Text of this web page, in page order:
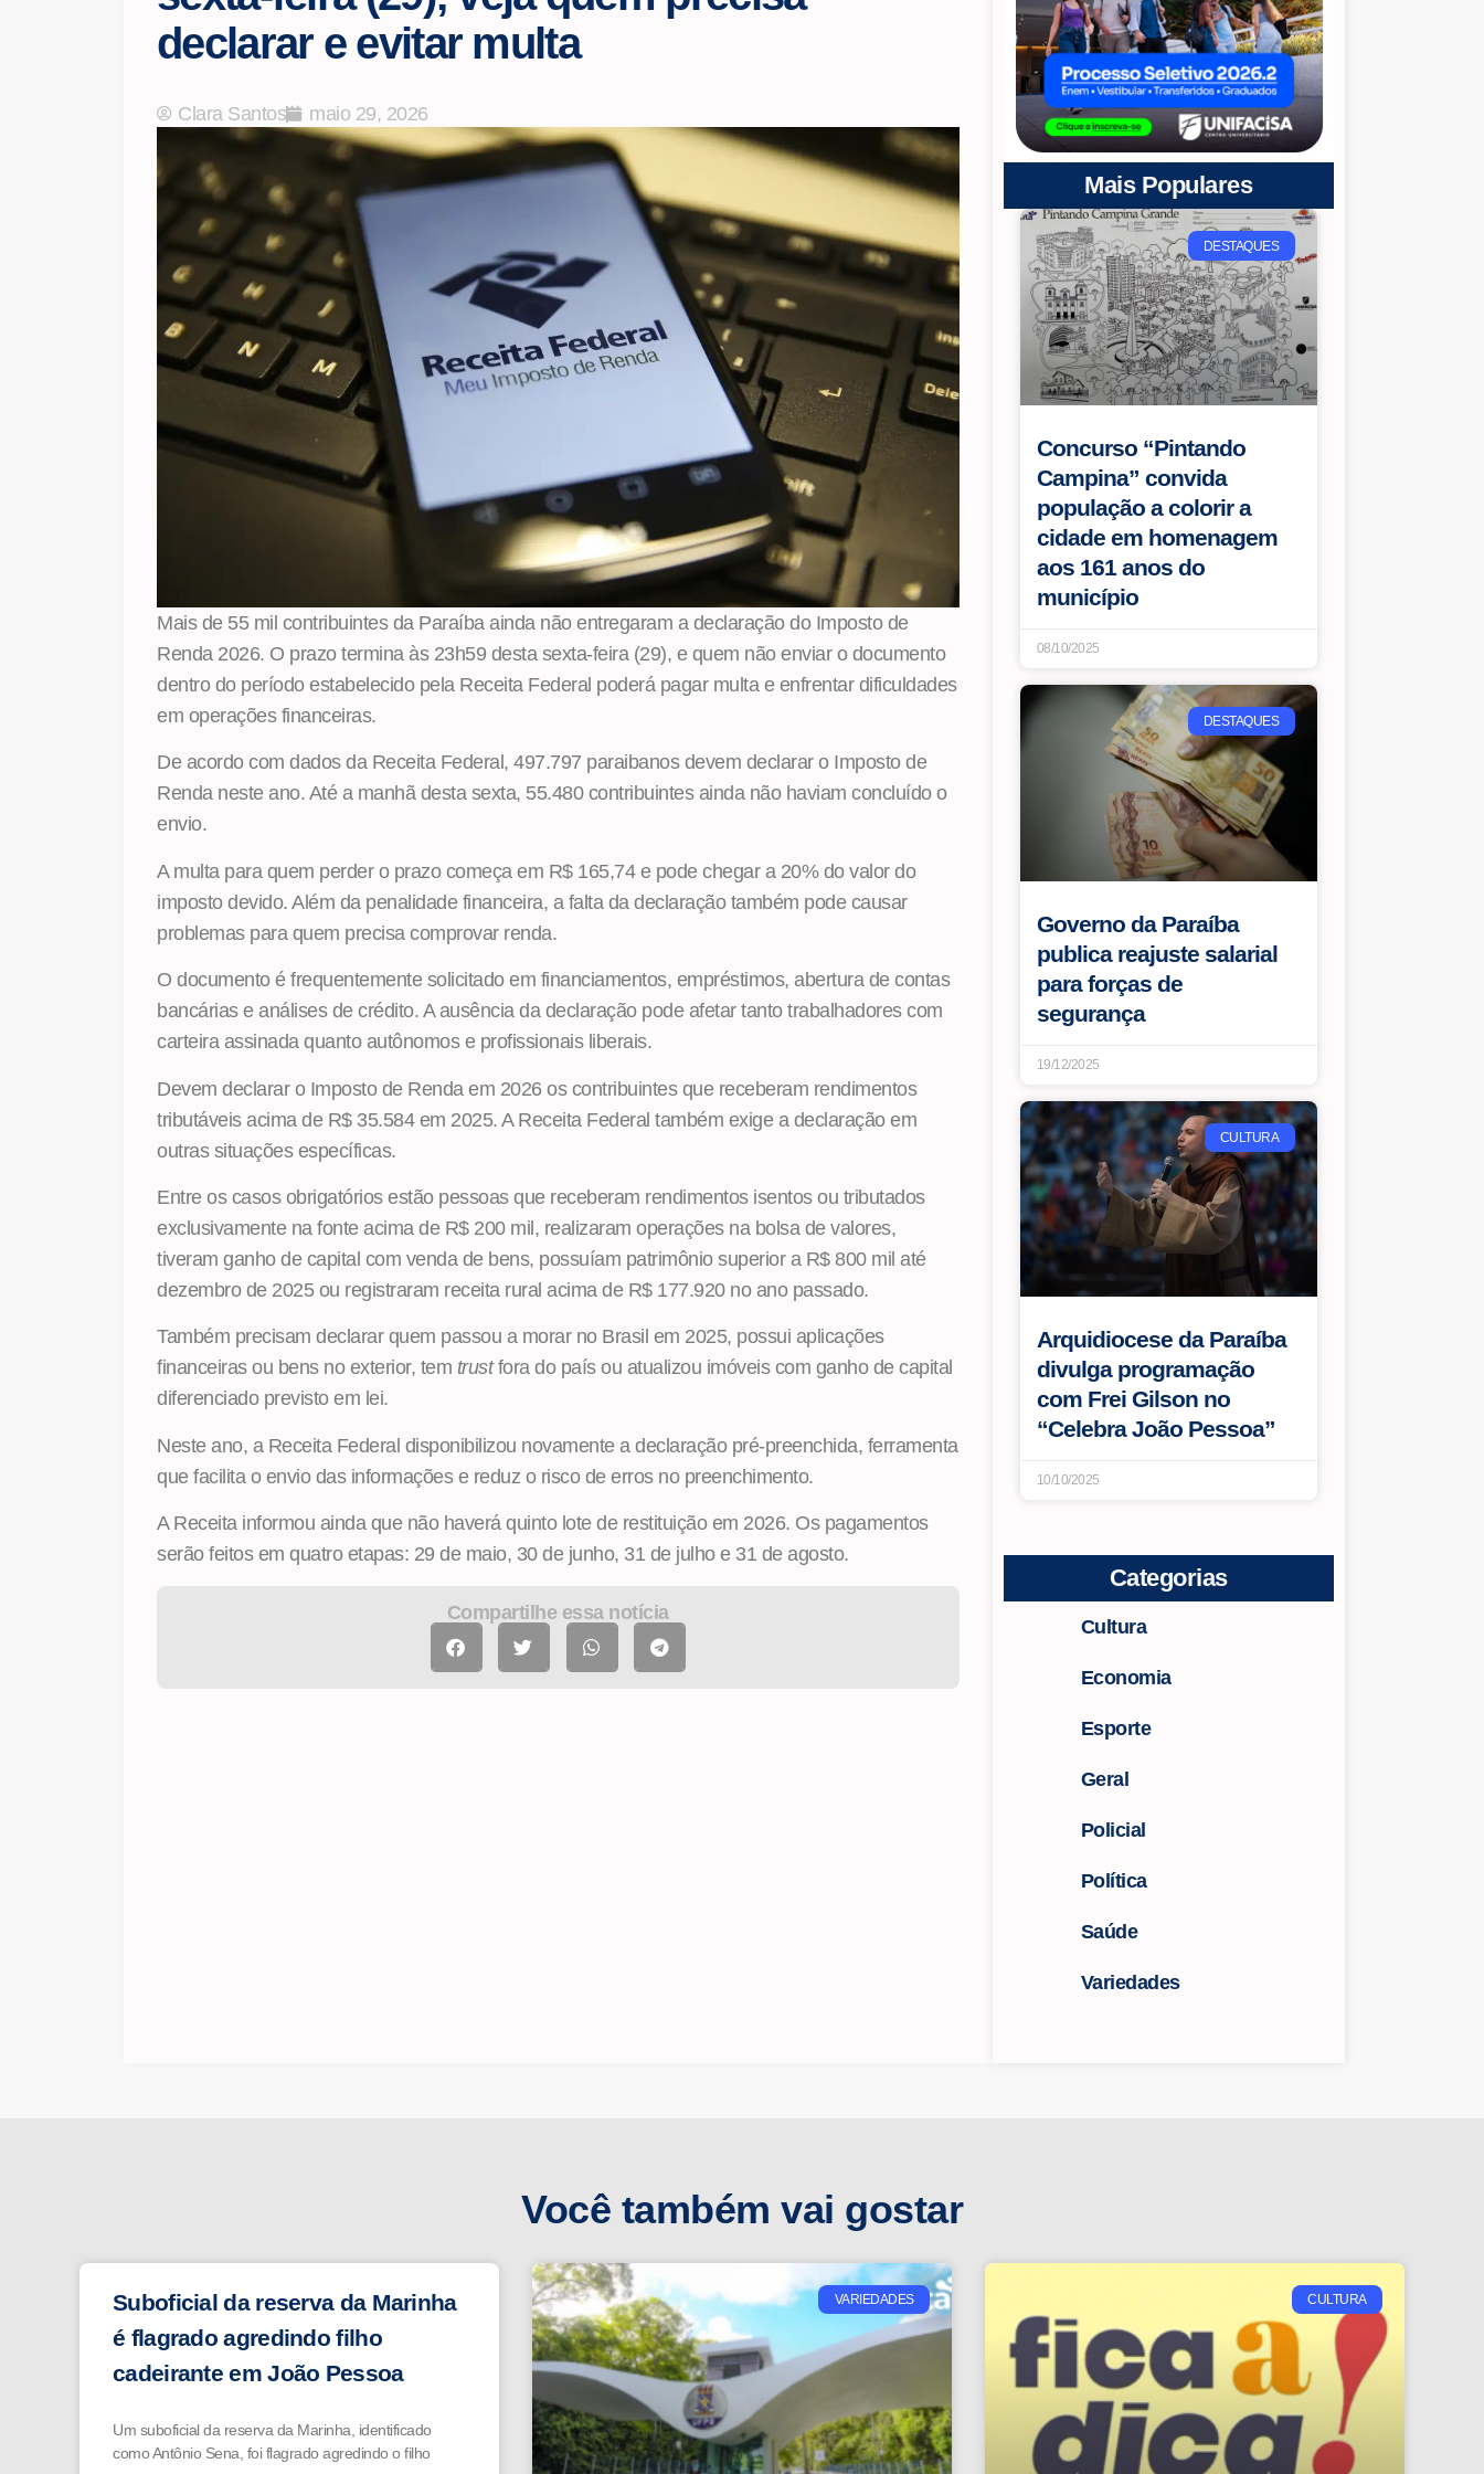
declarar e evitar multa
Clara Santos maio 29, 2026
Mais de 55 mil contribuintes da Paraíba ainda não entregaram a declaração do Imposto de
Renda 2026. O prazo termina às 23h59 desta sexta-feira (29), e quem não enviar o documento
dentro do período estabelecido pela Receita Federal poderá pagar multa e enfrentar dificuldades
em operações financeiras.
De acordo com dados da Receita Federal, 497.797 paraibanos devem declarar o Imposto de
Renda neste ano. Até a manhã desta sexta, 55.480 contribuintes ainda não haviam concluído o
envio.
A multa para quem perder o prazo começa em R$ 165,74 e pode chegar a 20% do valor do
imposto devido. Além da penalidade financeira, a falta da declaração também pode causar
problemas para quem precisa comprovar renda.
O documento é frequentemente solicitado em financiamentos, empréstimos, abertura de contas
bancárias e análises de crédito. A ausência da declaração pode afetar tanto trabalhadores com
carteira assinada quanto autônomos e profissionais liberais.
Devem declarar o Imposto de Renda em 2026 os contribuintes que receberam rendimentos
tributáveis acima de R$ 35.584 em 2025. A Receita Federal também exige a declaração em
outras situações específicas.
Entre os casos obrigatórios estão pessoas que receberam rendimentos isentos ou tributados
exclusivamente na fonte acima de R$ 200 mil, realizaram operações na bolsa de valores,
tiveram ganho de capital com venda de bens, possuíam patrimônio superior a R$ 800 mil até
dezembro de 2025 ou registraram receita rural acima de R$ 177.920 no ano passado.
Também precisam declarar quem passou a morar no Brasil em 2025, possui aplicações
financeiras ou bens no exterior, tem trustfora do país ou atualizou imóveis com ganho de capital
diferenciado previsto em lei.
Neste ano, a Receita Federal disponibilizou novamente a declaração pré-preenchida, ferramenta
que facilita o envio das informações e reduz o risco de erros no preenchimento.
A Receita informou ainda que não haverá quinto lote de restituição em 2026. Os pagamentos
serão feitos em quatro etapas: 29 de maio, 30 de junho, 31 de julho e 31 de agosto.
Compartilhe essa notícia
Mais Populares
DESTAQUES
Concurso “Pintando
Campina” convida
população a colorir a
cidade em homenagem
aos 161 anos do
município
08/10/2025
DESTAQUES
Governo da Paraíba
publica reajuste salarial
para forças de
segurança
19/12/2025
CULTURA
Arquidiocese da Paraíba
divulga programação
com Frei Gilson no
“Celebra João Pessoa”
10/10/2025
Categorias
Cultura
Economia
Esporte
Geral
Policial
Política
Saúde
Variedades
Você também vai gostar
Suboficial da reserva da Marinha
é flagrado agredindo filho
cadeirante em João Pessoa
Um suboficial da reserva da Marinha, identificado
como Antônio Sena, foi flagrado agredindo o filho
VARIEDADES CULTURA